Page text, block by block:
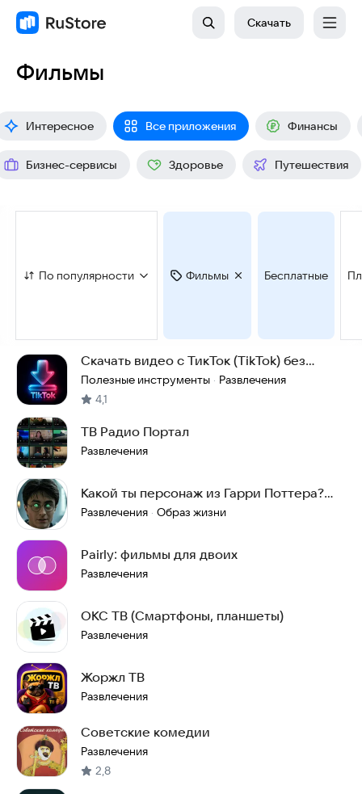
Скачать
Фильмы
Интересное Все приложения Финансы
Бизнес-сервисы Здоровье Путешествия
По популярности Фильмы Бесплатные
Скачать видео с ТикТок (TikTok) без
водяного знака
Полезные инструменты · Развлечения
4,1
ТВ Радио Портал
Развлечения
Какой ты персонаж из Гарри Поттера?
Тест
Развлечения · Образ жизни
Pairly: фильмы для двоих
Развлечения
ОКС ТВ (Смартфоны, планшеты)
Развлечения
Жоржл ТВ
Развлечения
Советские комедии
Развлечения
2,8